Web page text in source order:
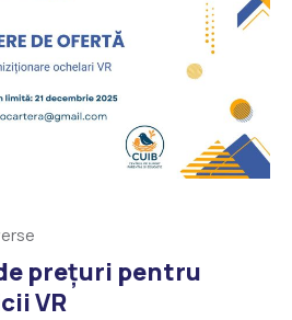
prețuri pentru
VR